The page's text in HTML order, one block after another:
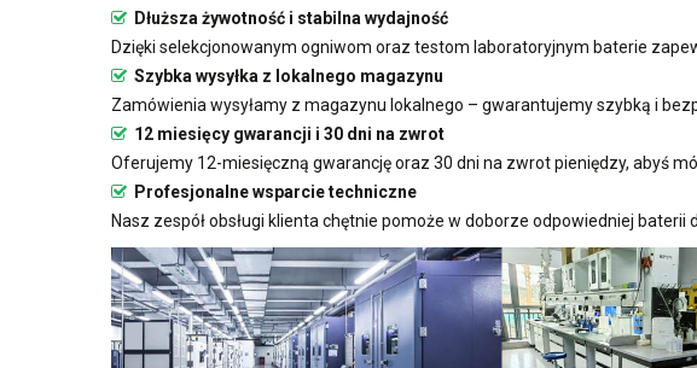
Dłuższa żywotność i stabilna wydajność
Dzięki selekcjonowanym ogniwom oraz testom laboratoryjnym baterie
Szybka wysyłka z lokalnego magazynu
Zamówienia wysyłamy z magazynu lokalnego – gwarantujemy szybką i
12 miesięcy gwarancji i 30 dni na zwrot
Oferujemy 12-miesięczną gwarancję oraz 30 dni na zwrot pieniędzy, abyś
Profesjonalne wsparcie techniczne
Nasz zespół obsługi klienta chętnie pomoże w doborze odpowiedniej